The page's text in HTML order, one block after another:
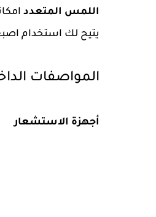
اللمس المتعدد
يتيح لك استخدام
المواصفات
أجهزة الاستشعار